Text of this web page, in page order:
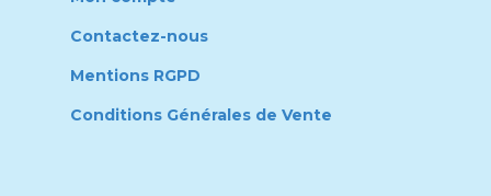
Contactez-nous
Mentions RGPD
Conditions Générales de Vente